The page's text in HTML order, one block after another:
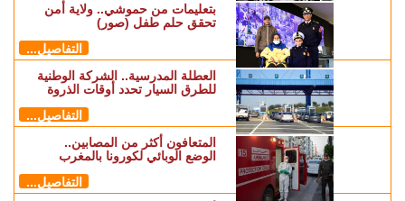
بتعليمات من حموشي.. ولاية أمن
تحقق حلم طفل (صور)
التفاصيل...
العطلة المدرسية.. الشركة الوطنية
للطرق السيار تحدد أوقات الذروة
التفاصيل...
المتعافون أكثر من المصابين..
الوضع الوبائي لكورونا بالمغرب
التفاصيل...